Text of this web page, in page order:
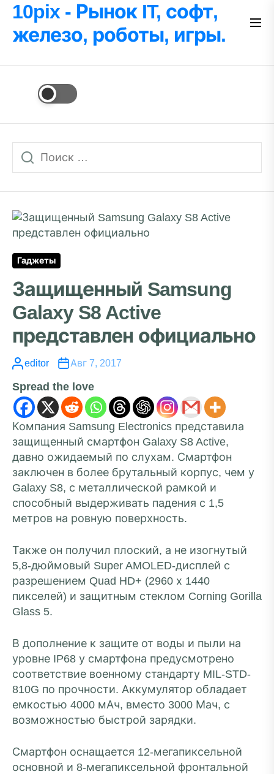
Перейти
содержимому
10pix - Рынок IT, софт,
железо, роботы, игры.
Гаджеты
Защищенный Samsung
Galaxy S8 Active
представлен официально
editor Авг 7, 2017
Spread the love
Компания Samsung Electronics представила
защищенный смартфон Galaxy S8 Active,
давно ожидаемый по слухам. Смартфон
заключен в более брутальный корпус, чем у
Galaxy S8, с металлической рамкой и
способный выдерживать падения с 1,5
метров на ровную поверхность.
Также он получил плоский, а не изогнутый
5,8-дюймовый Super AMOLED-дисплей с
разрешением Quad HD+ (2960 х 1440
пикселей) и защитным стеклом Corning Gorilla
Glass 5.
В дополнение к защите от воды и пыли на
уровне IP68 у смартфона предусмотрено
соответствие военному стандарту MIL-STD-
810G по прочности. Аккумулятор обладает
емкостью 4000 мАч, вместо 3000 Мач, с
возможностью быстрой зарядки.
Смартфон оснащается 12-мегапиксельной
основной и 8-мегапиксельной фронтальной